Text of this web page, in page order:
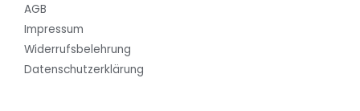
AGB
Impressum
Widerrufsbelehrung
Datenschutzerklärung